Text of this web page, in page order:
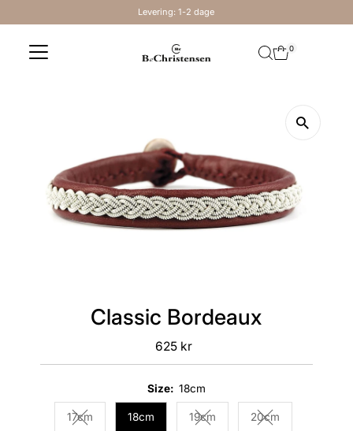
Levering: 1-2 dage
0
Classic Bordeaux
Regular
Price
625 kr
Size: 18cm
17cmVariant sold out or unavailable
18cm 19cmVariant sold out or unavailable
20cmVariant sold out